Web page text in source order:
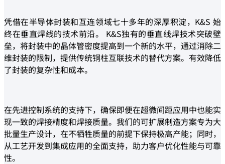
凭借在半导体封装和互连领域七十多年的深厚积淀，K&S 始
终在垂直焊线的技术前沿。 K&S独有的垂直线焊技术突破壁
垒，将封装中的晶体管密度提高到一个新的水平，通过消除二
维封装的限制，提供传统铜柱互联技术的替代方案。有效降低
了封装的复杂性和成本。
在先进控制系统的支持下，确保即便在超微间距应用中也能实
现一致的焊接精度和焊接质量。我们的可扩展制造方案专为大
批量生产设计，在不牺牲质量的前提下保持极高产能；同时，
从工艺开发到集成应用的全面支持，助力客户优化性能与可靠
性。